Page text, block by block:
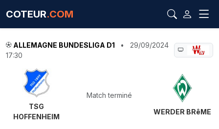
COTEUR.COM
ALLEMAGNE BUNDESLIGA D1 •
29/09/2024
17:30
TSG
HOFFENHEIM
Match terminé
WERDER BRêME